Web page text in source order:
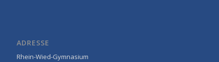
ADRESSE
Rhein-Wied-Gymnasium